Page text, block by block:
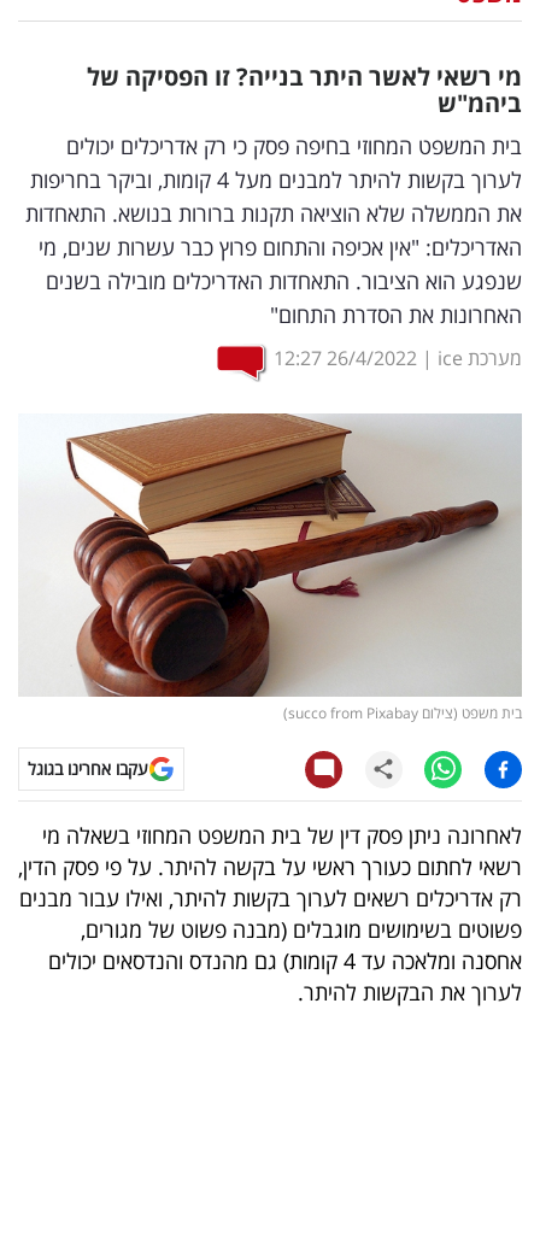
דיגיטל
וטק
שיווק
ופרסום
משפט
מדדים
רכילות
עסקית
טלוויזיה
עסקי
ספורט
קריירה
ולימודים
מינויים
רייטינג
מי רשאי לאשר היתר בנייה? זו הפסיקה של
ביהמ"ש
בית המשפט המחוזי בחיפה פסק כי רק אדריכלים יכולים
לערוך בקשות להיתר למבנים מעל 4 קומות, וביקר בחריפות
את הממשלה שלא הוציאה תקנות ברורות בנושא. התאחדות
האדריכלים: "אין אכיפה והתחום פרוץ כבר עשרות שנים, מי
שנפגע הוא הציבור. התאחדות האדריכלים מובילה בשנים
האחרונות את הסדרת התחום"
מערכת ice |
26/4/2022
12:27
בית משפט (צילום succo from Pixabay)
עקבו אחרינו בגוגל
לאחרונה ניתן פסק דין של בית המשפט המחוזי בשאלה מי
רשאי לחתום כעורך ראשי על בקשה להיתר. על פי פסק הדין,
רק אדריכלים רשאים לערוך בקשות להיתר, ואילו עבור מבנים
פשוטים בשימושים מוגבלים (מבנה פשוט של מגורים,
אחסנה ומלאכה עד 4 קומות) גם מהנדס והנדסאים יכולים
לערוך את הבקשות להיתר.